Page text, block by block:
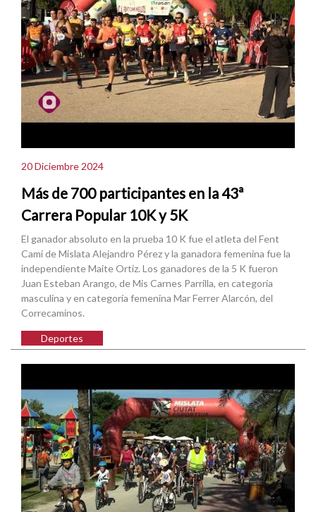
20 Diciembre 2024
Más de 700 participantes en la 43ª
Carrera Popular 10K y 5K
El ganador absoluto en la prueba 10 K fue el atleta del Fent
Camí de Mislata Alejandro Pérez y la ganadora femenina fue la
independiente Maite Ortiz. Los ganadores de la 5 K fueron
Juan Esteban Arango, de Mis Carnes Parrilla, en categoría
masculina y en categoría femenina Mar Ferrer Alarcón, del
Correcaminos.
Deportes